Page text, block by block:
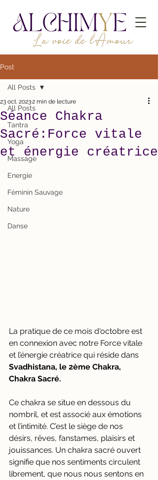
Post
All Posts
Tantra
Yoga
Massage
Energie
Féminin Sauvage
Nature
Danse
All Posts
Séance Chakra
Sacré:Force vitale
et énergie créatrice
23 oct. 20232 min de lecture
La pratique de ce mois d'octobre est
en connexion avec notre Force vitale
et l’énergie créatrice qui réside dans
Svadhistana, le 2ème Chakra,
Chakra Sacré.
Ce chakra se situe en dessous du
nombril, et est associé aux émotions
et l’intimité. C’est le siège de nos
désirs, rêves, fanstames, plaisirs et
jouissances. Un chakra sacré ouvert
signifie que nos sentiments circulent
librement, que nous nous sentons en